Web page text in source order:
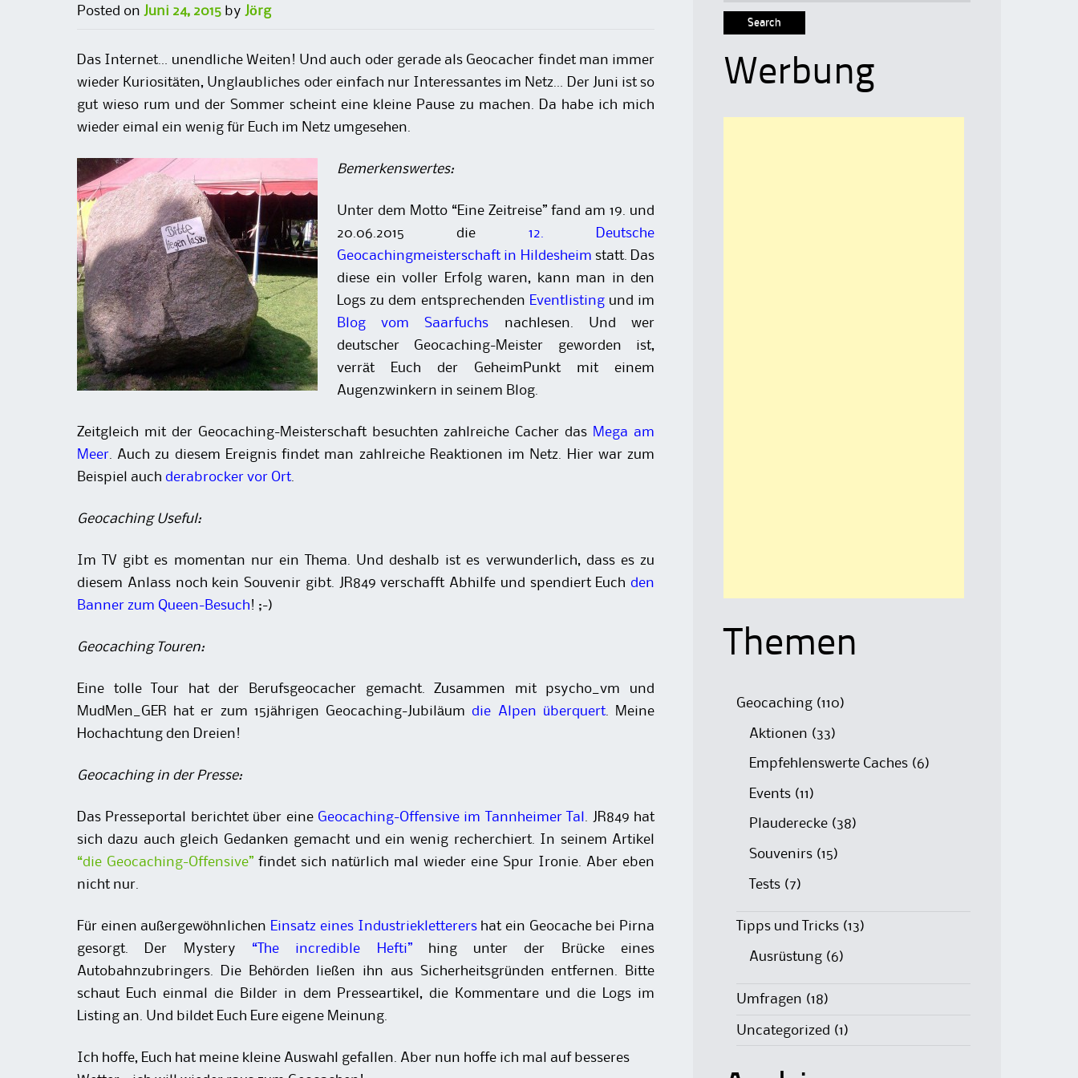
Posted on Juni 24, 2015 by Jörg
Das Internet… unendliche Weiten! Und auch oder gerade als Geocacher findet man immer
wieder Kuriositäten, Unglaubliches oder einfach nur Interessantes im Netz… Der Juni ist so
gut wieso rum und der Sommer scheint eine kleine Pause zu machen. Da habe ich mich
wieder eimal ein wenig für Euch im Netz umgesehen.
Bemerkenswertes:
Unter dem Motto “Eine Zeitreise” fand am 19. und
20.06.2015 die 12. Deutsche
Geocachingmeisterschaft in Hildesheim statt. Das
diese ein voller Erfolg waren, kann man in den
Logs zu dem entsprechenden Eventlistingund im
Blog vom Saarfuchs nachlesen. Und wer
deutscher Geocaching-Meister geworden ist,
verrät Euch der GeheimPunkt mit einem
Augenzwinkern in seinem Blog.
Zeitgleich mit der Geocaching-Meisterschaft besuchten zahlreiche Cacher das
Mega am
Meer. Auch zu diesem Ereignis findet man zahlreiche Reaktionen im Netz. Hier war zum
Beispiel auch derabrocker vor Ort.
Geocaching Useful:
Im TV gibt es momentan nur ein Thema. Und deshalb ist es verwunderlich, dass es zu
diesem Anlass noch kein Souvenir gibt. JR849 verschafft Abhilfe und spendiert Euch den
Banner zum Queen-Besuch! ;-)
Geocaching Touren:
Eine tolle Tour hat der Berufsgeocacher gemacht. Zusammen mit psycho_vm und
MudMen_GER hat er zum 15jährigen Geocaching-Jubiläumdie Alpen überquert. Meine
Hochachtung den Dreien!
Geocaching in der Presse:
Das Presseportal berichtet über eine Geocaching-Offensive im Tannheimer Tal . JR849 hat
sich dazu auch gleich Gedanken gemacht und ein wenig recherchiert. In seinem Artikel
“die Geocaching-Offensive” findet sich natürlich mal wieder eine Spur Ironie. Aber eben
nicht nur.
Für einen außergewöhnlichen Einsatz eines Industriekletterershat ein Geocache bei Pirna
gesorgt. Der Mystery “The incredible Hefti”
hing unter der Brücke eines
Autobahnzubringers. Die Behörden ließen ihn aus Sicherheitsgründen entfernen. Bitte
schaut Euch einmal die Bilder in dem Presseartikel, die Kommentare und die Logs im
Listing an. Und bildet Euch Eure eigene Meinung.
Ich hoffe, Euch hat meine kleine Auswahl gefallen. Aber nun hoffe ich mal auf besseres
Werbung
Themen
Geocaching (110)
Aktionen (33)
Empfehlenswerte Caches (6)
Events (11)
Plauderecke (38)
Souvenirs (15)
Tests (7)
Tipps und Tricks (13)
Ausrüstung (6)
Umfragen (18)
Uncategorized (1)